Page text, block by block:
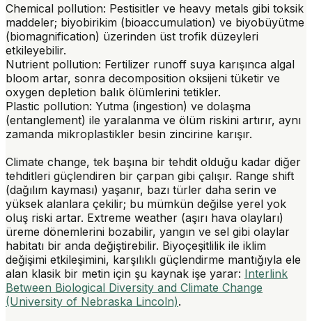
Chemical pollution: Pestisitler ve heavy metals gibi toksik
maddeler; biyobirikim (bioaccumulation) ve biyobüyütme
(biomagnification) üzerinden üst trofik düzeyleri
etkileyebilir.
Nutrient pollution: Fertilizer runoff suya karışınca algal
bloom artar, sonra decomposition oksijeni tüketir ve
oxygen depletion balık ölümlerini tetikler.
Plastic pollution: Yutma (ingestion) ve dolaşma
(entanglement) ile yaralanma ve ölüm riskini artırır, aynı
zamanda mikroplastikler besin zincirine karışır.
Climate change, tek başına bir tehdit olduğu kadar diğer
tehditleri güçlendiren bir çarpan gibi çalışır. Range shift
(dağılım kayması) yaşanır, bazı türler daha serin ve
yüksek alanlara çekilir; bu mümkün değilse yerel yok
oluş riski artar. Extreme weather (aşırı hava olayları)
üreme dönemlerini bozabilir, yangın ve sel gibi olaylar
habitatı bir anda değiştirebilir. Biyoçeşitlilik ile iklim
değişimi etkileşimini, karşılıklı güçlendirme mantığıyla ele
alan klasik bir metin için şu kaynak işe yarar: Interlink
Between Biological Diversity and Climate Change
(University of Nebraska Lincoln).